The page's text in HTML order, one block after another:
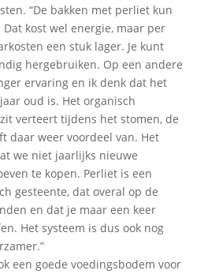
“De bakken met perliet kun
kost wel energie, maar per
een stuk lager. Je kunt
hergebruiken. Op een andere
ervaring en ik denk dat het
oud is. Het organisch
verteert tijdens het stomen, de
daar weer voordeel van. Het
we niet jaarlijks nieuwe
te kopen. Perliet is een
gesteente, dat overal op de
en dat je maar een keer
Het systeem is dus ook nog
een goede voedingsbodem voor